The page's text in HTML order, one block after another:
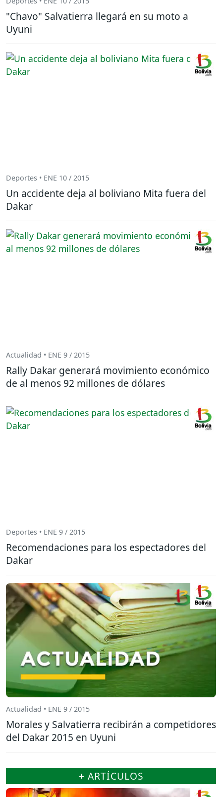
"Chavo" Salvatierra llegará en su moto a
Uyuni
Deportes • ENE 10 / 2015
Un accidente deja al boliviano Mita fuera del
Dakar
Actualidad • ENE 9 / 2015
Rally Dakar generará movimiento económico
de al menos 92 millones de dólares
Deportes • ENE 9 / 2015
Recomendaciones para los espectadores del
Dakar
Actualidad • ENE 9 / 2015
Morales y Salvatierra recibirán a competidores
del Dakar 2015 en Uyuni
+ ARTÍCULOS